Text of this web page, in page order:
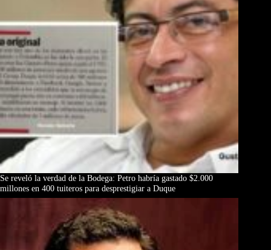
Se reveló la verdad de la Bodega: Petro habría gastado $2.000
millones en 400 tuiteros para desprestigiar a Duque